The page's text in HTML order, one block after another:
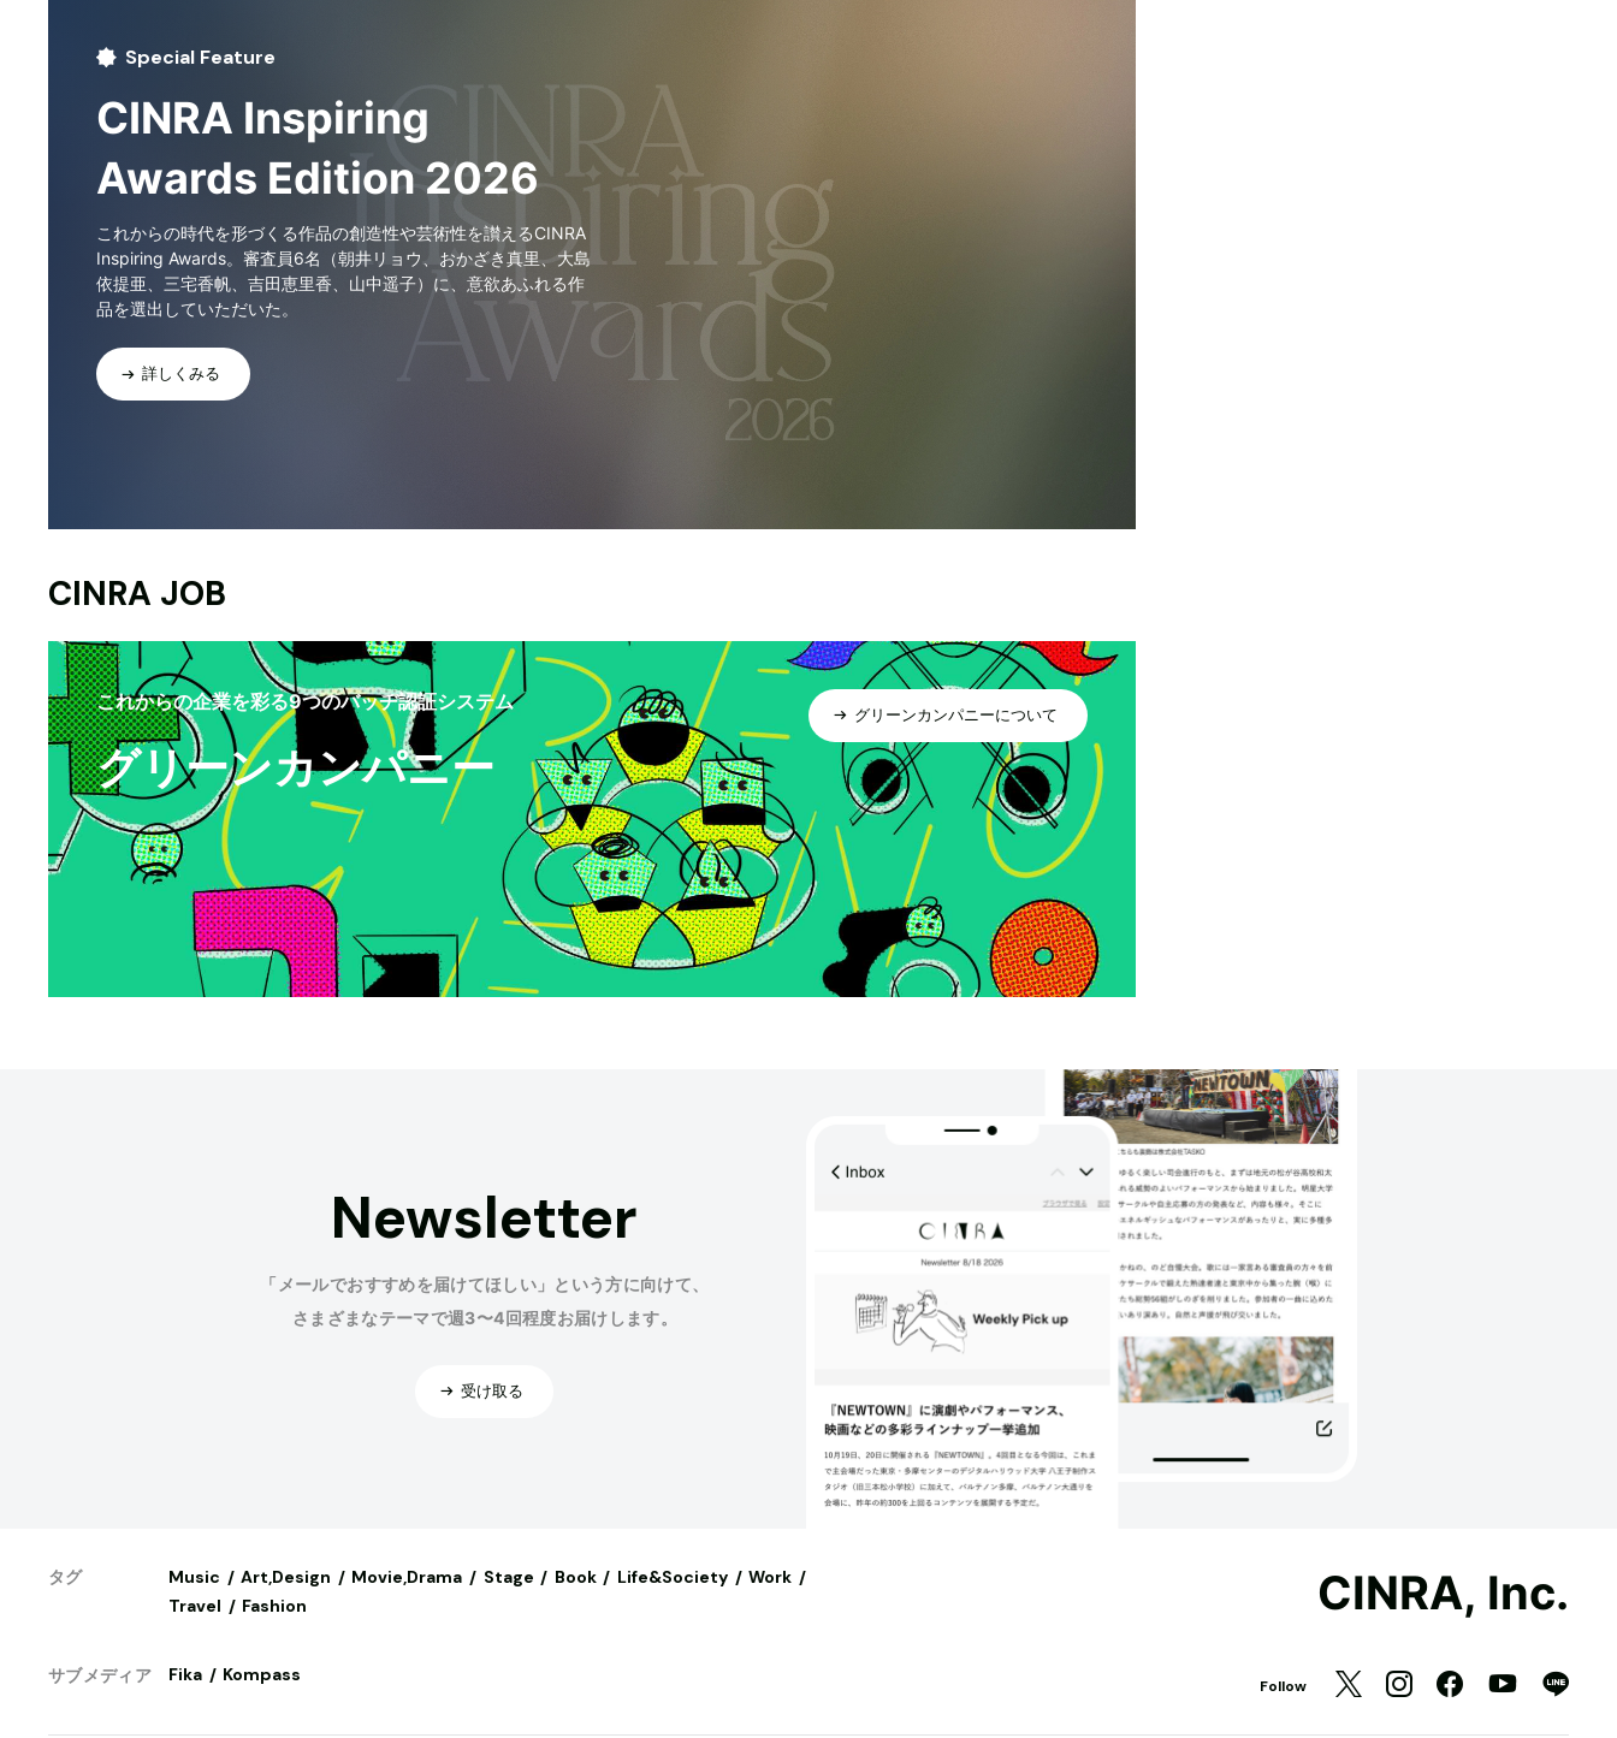
Special Feature
CINRA Inspiring
Awards Edition 2026
これからの時代を形づくる作品の創造性や芸術性を讃えるCINRA
Inspiring Awards。審査員6名（朝井リョウ、おかざき真里、大島
依提亜、三宅香帆、吉田恵里香、山中遥子）に、意欲あふれる作
品を選出していただいた。
詳しくみる
CINRA JOB
これからの企業を彩る9つのバッヂ認証システム
グリーンカンパニー
グリーンカンパニーについて
Newsletter
「メールでおすすめを届けてほしい」という方に向けて、
さまざまなテーマで週3〜4回程度お届けします。
受け取る
タグ Music Art,Design Movie,Drama Stage Book Life&Society
Work
Travel
Fashion
サブメディア Fika Kompass
CINRA, Inc.
Follow